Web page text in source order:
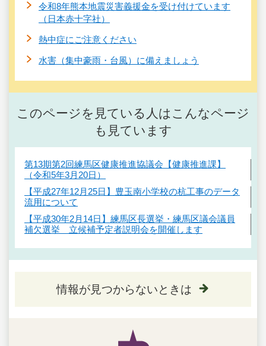
令和8年熊本地震災害義援金を受け付けています
（日本赤十字社）
熱中症にご注意ください
水害（集中豪雨・台風）に備えましょう
このページを見ている人はこんなページ
も見ています
第13期第2回練馬区健康推進協議会【健康推進課】
（令和5年3月20日）
【平成27年12月25日】豊玉南小学校の杭工事のデータ
流用について
【平成30年2月14日】練馬区長選挙・練馬区議会議員
補欠選挙 立候補予定者説明会を開催します
情報が見つからないときは